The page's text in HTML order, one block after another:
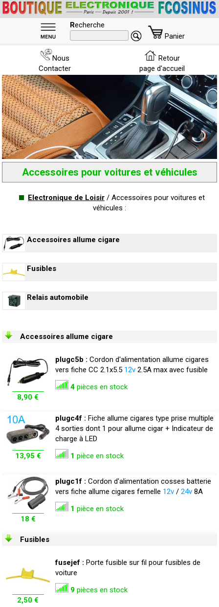
Recherche
Panier
Nous
Contacter
Retour
page d'accueil
Accessoires pour voitures et véhicules
Electronique de Loisir / Accessoires pour voitures et
véhicules :
Accessoires allume cigare
Fusibles
Relais automobile
Accessoires allume cigare
8,90 €
plugc5b : Cordon d'alimentation allume cigares
vers fiche CC 2.1x5.5 12v 2.5A max avec fusible
4 pièces en stock
13,95 €
plugc4f : Fiche allume cigares type prise multiple
4 sorties dont 1 pour allume cigar + Indicateur de
charge à LED
1 pièce en stock
18 €
plugc1f : Cordon d'alimentation cosses batterie
vers fiche allume cigares femelle 12v / 24v 8A
1 pièce en stock
Fusibles
2,50 €
fusejef : Porte fusible sur fil pour fusibles de
voiture
9 pièces en stock